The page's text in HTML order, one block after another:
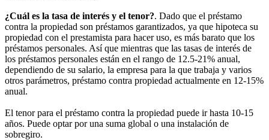
¿Cuál es la tasa de interés y el tenor?. Dado que el préstamo
contra la propiedad son préstamos garantizados, ya que hipoteca su
propiedad con el prestamista para hacer uso, es más barato que los
préstamos personales. Así que mientras que las tasas de interés de
los préstamos personales están en el rango de 12.5-21% anual,
dependiendo de su salario, la empresa para la que trabaja y varios
otros parámetros, préstamo contra propiedad actualmente en 12-15%
anual.
El tenor para el préstamo contra la propiedad puede ir hasta 10-15
años. Puede optar por una suma global o una instalación de
sobregiro.